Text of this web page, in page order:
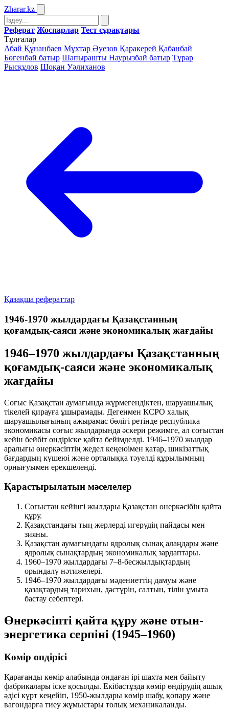
Zharar.kz
Реферат Жоспарлар Тест сұрақтары
Тұлғалар
Абай Құнанбаев Мұхтар Әуезов Қаракерей Қабанбай
Бөгенбай батыр Шапырашты Наурызбай батыр Тұрар
Рысқұлов Шоқан Уәлиханов
Қазақша рефераттар
1946-1970 жылдардағы Қазақстанның
қоғамдық-саяси және экономикалық жағдайы
1946–1970 жылдардағы Қазақстанның
қоғамдық-саяси және экономикалық
жағдайы
Соғыс Қазақстан аумағында жүрмегендіктен, шаруашылық
тікелей қирауға ұшырамады. Дегенмен КСРО халық
шаруашылығының ажырамас бөлігі ретінде республика
экономикасы соғыс жылдарында әскери режимге, ал соғыстан
кейін бейбіт өндіріске қайта бейімделді. 1946–1970 жылдар
аралығы өнеркәсіптің жедел кеңеюімен қатар, шикізаттық
бағдардың күшеюі және орталыққа тәуелді құрылымның
орнығуымен ерекшеленді.
Қарастырылатын мәселелер
Соғыстан кейінгі жылдары Қазақстан өнеркәсібін қайта
құру.
Қазақстандағы тың жерлерді игерудің пайдасы мен
зияны.
Қазақстан аумағындағы ядролық сынақ алаңдары және
ядролық сынақтардың экономикалық зардаптары.
1960–1970 жылдардағы 7–8-бесжылдықтардың
орындалу нәтижелері.
1946–1970 жылдардағы мәдениеттің дамуы және
қазақтардың тарихын, дәстүрін, салтын, тілін ұмыта
бастау себептері.
Өнеркәсіпті қайта құру және отын-
энергетика серпіні (1945–1960)
Көмір өндірісі
Қарағанды көмір алабында ондаған ірі шахта мен байыту
фабрикалары іске қосылды. Екібастұзда көмір өндірудің ашық
әдісі күрт кеңейіп, 1950-жылдары көмір шабу, қопару және
вагондарға тиеу жұмыстары толық механикаланды.